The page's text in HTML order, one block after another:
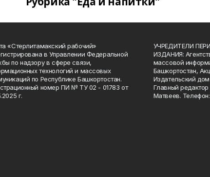
«Стерлитамакский рабочий»
в Управлении Федеральной
по надзору в сфере связи,
технологий и массовых
по Республике Башкортостан.
номер ПИ № ТУ 02 - 01783 от
г.
УЧРЕДИТЕЛИ
ИЗДАНИЯ:
массовой
Башкортостан,
Издательский
Главный
Матвеев.